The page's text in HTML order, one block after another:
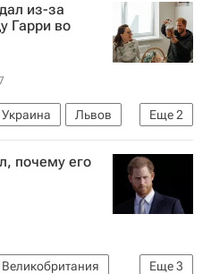
из-за
Гарри во
Еще2
Украина
Львов
РФ
почему его
Еще3
Великобритания